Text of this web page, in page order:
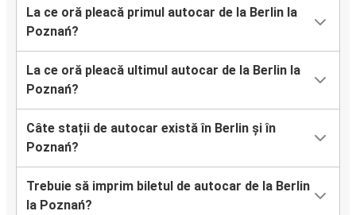
La ce oră pleacă primul autocar de la Berlin la
Poznań?
La ce oră pleacă ultimul autocar de la Berlin la
Poznań?
Câte stații de autocar există în Berlin și în
Poznań?
Trebuie să imprim biletul de autocar de la Berlin
la Poznań?